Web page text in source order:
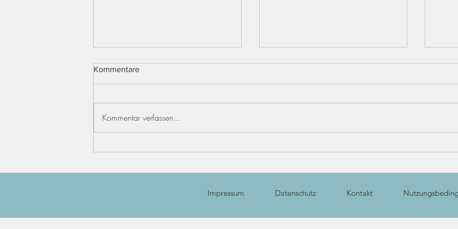
Die Leute reden...
Kommentare
Kommentar verfassen...
Impressum Datenschutz Kontakt